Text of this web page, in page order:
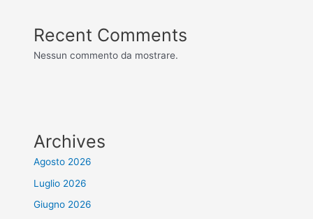
Recent Comments
Nessun commento da mostrare.
Archives
Agosto 2026
Luglio 2026
Giugno 2026